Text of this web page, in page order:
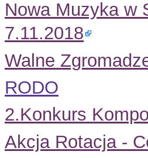
Nowa Muzyka w
7.11.2018
Walne
RODO
2.Konkurs
Akcja Rotacja -